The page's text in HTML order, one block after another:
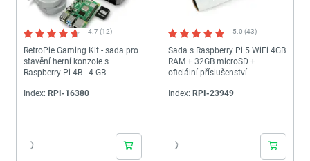
RetroPie Gaming Kit - sada pro
stavění herní konzole s
Raspberry Pi 4B - 4 GB
4.7 (12)
Index: RPI-16380
Sada s Raspberry Pi 5 WiFi 4GB
RAM + 32GB microSD +
oficiální příslušenství
5.0 (43)
Index: RPI-23949